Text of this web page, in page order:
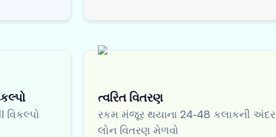
ત્વરિત વિતરણ
રકમ મંજૂર થયાના 24-48 કલાકની અંદર
લોન વિતરણ મેળવો